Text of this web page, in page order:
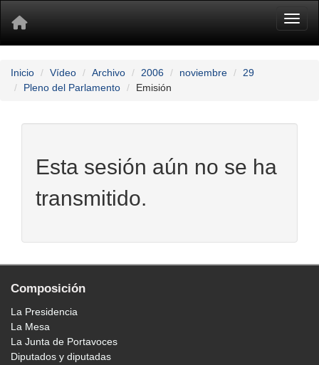
Inicio Vídeo Archivo 2006 noviembre
29
Pleno del Parlamento
Emisión
Esta sesión aún no se ha
transmitido.
Composición
La Presidencia
La Mesa
La Junta de Portavoces
Diputados y diputadas